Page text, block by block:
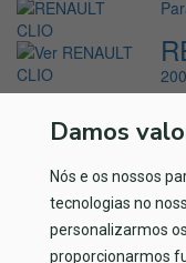
A sua
Queremos o melhor
estaremos ao seu
Fale connosco
Damos
Nós e os nossos
tecnologias no
personalizarmos
proporcionarmos